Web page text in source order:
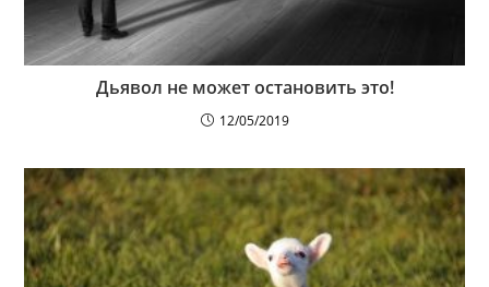
Дьявол не может остановить это!
12/05/2019